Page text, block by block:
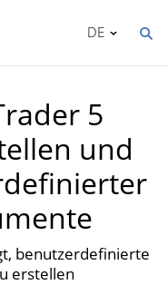
DE
5
und
benutzerdefinierte
erstellen